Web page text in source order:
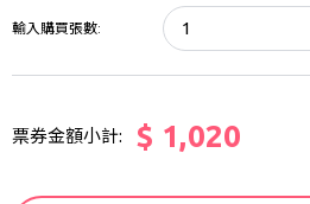
輸入購買張數:
票券金額小計: $ 1,020